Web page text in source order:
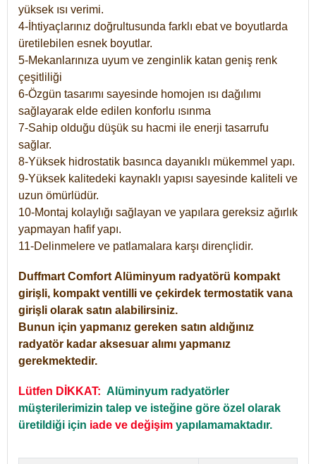
yüksek ısı verimi.
4-İhtiyaçlarınız doğrultusunda farklı ebat ve boyutlarda
üretilebilen esnek boyutlar.
5-Mekanlarınıza uyum ve zenginlik katan geniş renk
çeşitliliği
6-Özgün tasarımı sayesinde homojen ısı dağılımı
sağlayarak elde edilen konforlu ısınma
7-Sahip olduğu düşük su hacmi ile enerji tasarrufu
sağlar.
8-Yüksek hidrostatik basınca dayanıklı mükemmel yapı.
9-Yüksek kalitedeki kaynaklı yapısı sayesinde kaliteli ve
uzun ömürlüdür.
10-Montaj kolaylığı sağlayan ve yapılara gereksiz ağırlık
yapmayan hafif yapı.
11-Delinmelere ve patlamalara karşı dirençlidir.
Duffmart Comfort Alüminyum radyatörü kompakt
girişli, kompakt ventilli ve çekirdek termostatik vana
girişli olarak satın alabilirsiniz.
Bunun için yapmanız gereken satın aldığınız
radyatör kadar aksesuar alımı yapmanız
gerekmektedir.
Lütfen DİKKAT: Alüminyum radyatörler
müşterilerimizin talep ve isteğine göre özel olarak
üretildiği için iade ve değişim yapılamamaktadır.